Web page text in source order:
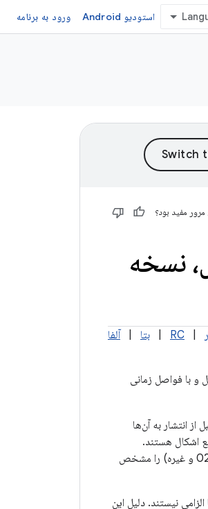
استودیو Android ورود به برنامه
مرور مفید بود؟
نسخه
RC بتا آلفا
و با فواصل زمانی
انتشار به آن‌ها
اشکال هستند.
نسخه‌های قبل از انتشار همچنین دارای پسوندی هستند که مرحله قبل از انتشار (آلفا، بتا، کاندید انتشار) و شماره نسخه (01، 02 و غیره) را مشخص
نیستند. دلیل این